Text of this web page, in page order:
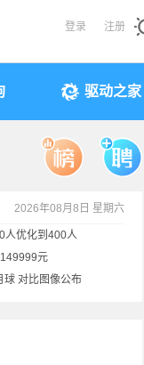
登录 注册
驱动之家
2026年08月8日 星期六
人优化到400人
元
球 对比图像公布